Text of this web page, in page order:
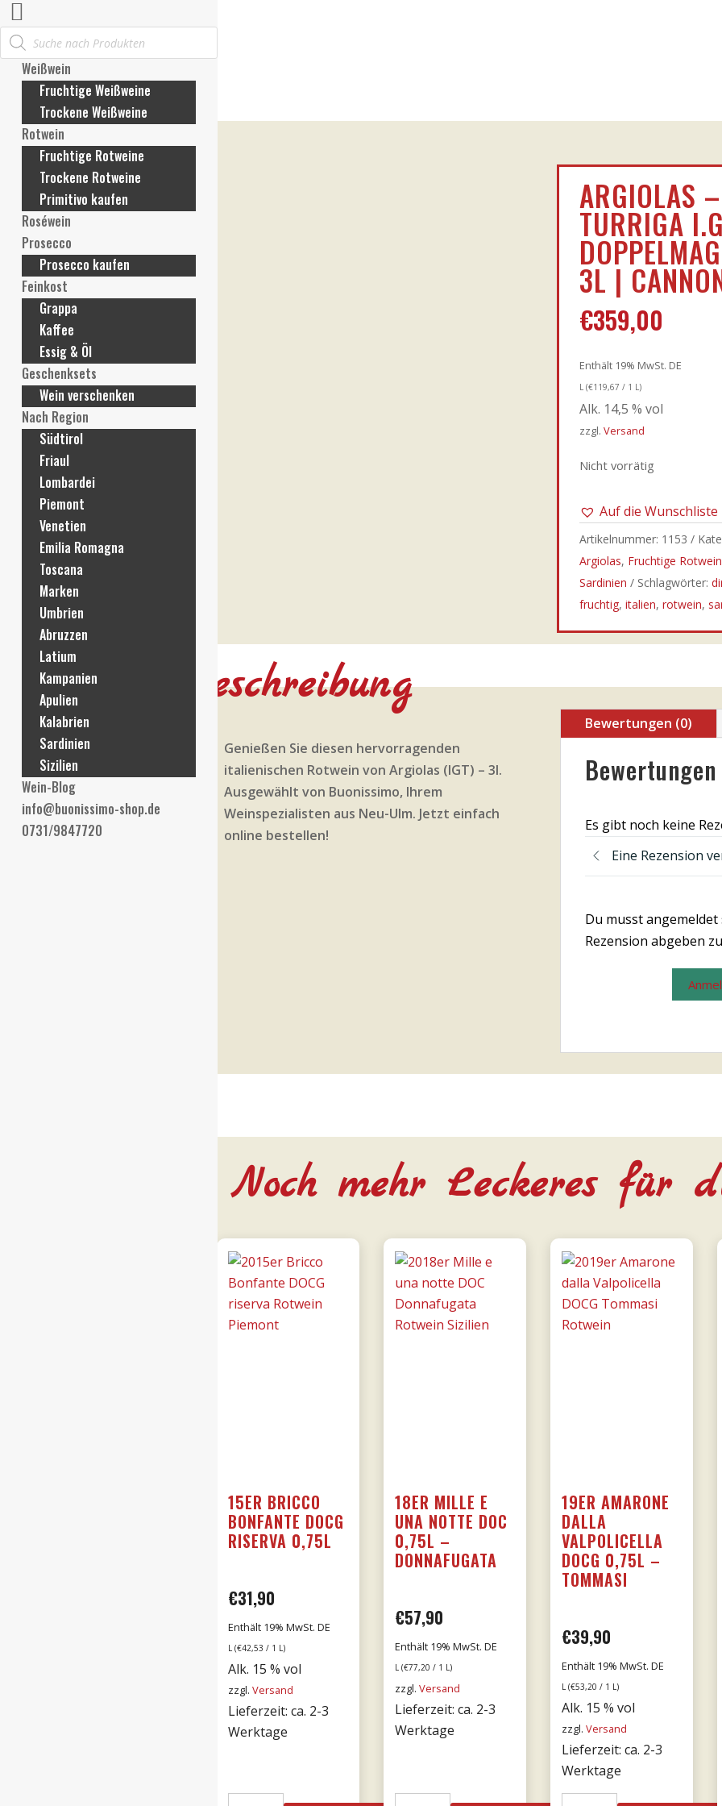
ARGIOLAS
TURRIGA
3L |
€359,00
Enthält 19% MwSt. DE
L (€119,67 / 1 L)
Alk. 14,5 % vol
zzgl. Versand
Nicht vorrätig
Auf die Wunschliste
Artikelnummer: 1153
Argiolas, Fruchtige
Sardinien
Schlagwörter:
fruchtig, italien, rotwein,
Beschreibung
Genießen Sie diesen hervorragenden
italienischen Rotwein von Argiolas (IGT) – 3l.
Ausgewählt von Buonissimo, Ihrem
Weinspezialisten aus Neu-Ulm. Jetzt einfach
online bestellen!
Bewertungen (0)
Bewertungen
Es gibt noch keine
Eine Rezension
Du musst angemeldet
Rezension abgeben
Noch mehr Leckeres für
15ER BRICCO
BONFANTE DOCG
RISERVA 0,75L
€31,90
Enthält 19% MwSt. DE
L (€42,53 / 1 L)
Alk. 15 % vol
zzgl.Versand
Lieferzeit: ca. 2-3
Werktage
18ER MILLE E
UNA NOTTE DOC
0,75L –
DONNAFUGATA
€57,90
Enthält 19% MwSt. DE
L (€77,20 / 1 L)
zzgl.Versand
Lieferzeit: ca. 2-3
Werktage
19ER AMARONE
DALLA
VALPOLICELLA
DOCG 0,75L –
TOMMASI
€39,90
Enthält 19% MwSt. DE
L (€53,20 / 1 L)
Alk. 15 % vol
zzgl. Versand
Lieferzeit: ca. 2-3
Werktage
Mein Konto
Anmelden / Konto erstellen
Meine Bestellungen
Meine Rechnungen
Meine Adresse
Meine Zahlungsmethoden
Konto-Details
Passwort vergessen
Wunschliste
Mein Warenkorb
Products
search
Weißwein
Fruchtige Weißweine
Trockene Weißweine
Rotwein
Fruchtige Rotweine
Trockene Rotweine
Primitivo kaufen
Roséwein
Prosecco
Prosecco kaufen
Feinkost
Grappa
Kaffee
Essig & Öl
Geschenksets
Wein verschenken
Nach Region
Südtirol
Friaul
Lombardei
Piemont
Venetien
Emilia Romagna
Toscana
Marken
Umbrien
Abruzzen
Latium
Kampanien
Apulien
Kalabrien
Sardinien
Sizilien
Wein-Blog
info@buonissimo-shop.de
0731/9847720